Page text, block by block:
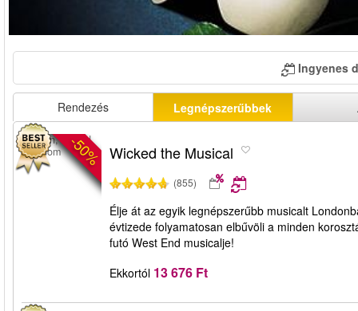
Ingyenes
Rendezés Legnépszerűbbek
-50%
London, United
Kingdom
Wicked the Musical
(855)
Élje át az egyik legnépszerűbb musicalt
évtizede folyamatosan elbűvöli a minden
futó West End musicalje!
Ekkortól 13 676 Ft